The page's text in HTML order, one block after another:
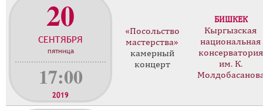
20
СЕНТЯБРЯ
пятница
17:00
2019
«Посольство
мастерства»
камерный
концерт
БИШКЕК
Кыргызская
национальная
консерватория
им. К.